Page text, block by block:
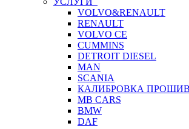
VOLVO&RENAULT
RENAULT
VOLVO CE
CUMMINS
DETROIT DIESEL
MAN
SCANIA
КАЛИБРОВКА
MB CARS
BMW
DAF